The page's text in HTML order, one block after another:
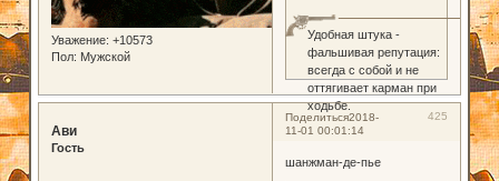
Уважение: +10573
Пол: Мужской
Удобная штука -
фальшивая репутация:
всегда с собой и не
оттягивает карман при
ходьбе.
Поделиться 425
2018-
11-01 00:01:14
Ави
Гость
шанжман-де-пье